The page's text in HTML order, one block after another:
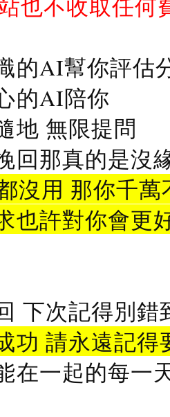
的AI幫你評估
的AI陪你
地 無限提問
回那真的是沒
沒用 那你千
也許對你會更
下次記得別錯
功 請永遠記得
在一起的每一